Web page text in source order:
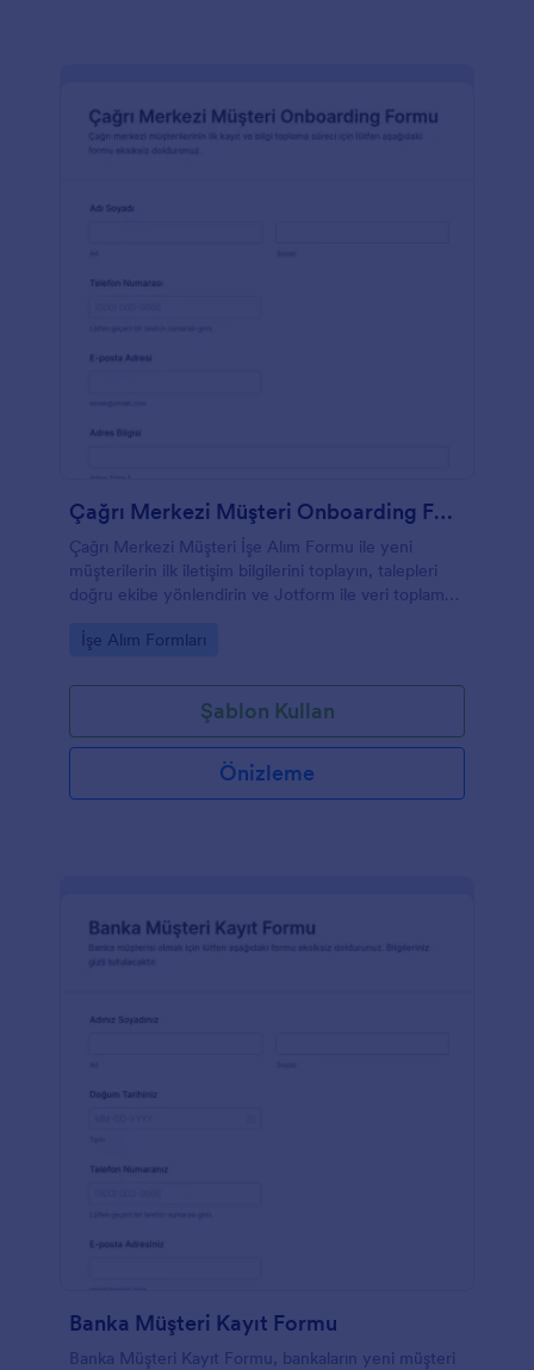
Çağrı Merkezi Müşteri Onboarding Formu
Çağrı Merkezi Müşteri İşe Alım Formu ile yeni
müşterilerin ilk iletişim bilgilerini toplayın, talepleri
doğru ekibe yönlendirin ve Jotform ile veri toplama
Go to Category:
İşe Alım Formları
Şablon Kullan
Önizleme
Banka Müşteri Kayıt Formu
Banka Müşteri Kayıt Formu, bankaların yeni müşteri